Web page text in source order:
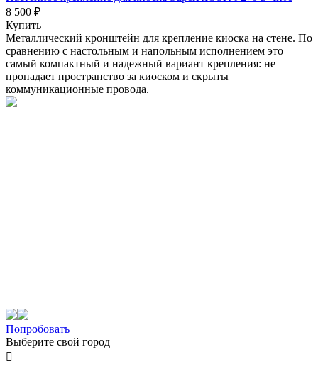
8 500 ₽
Купить
Металлический кронштейн для крепление киоска на стене. По
сравнению с настольным и напольным исполнением это
самый компактный и надежный вариант крепления: не
пропадает пространство за киоском и скрыты
коммуникационные провода.
Попробовать
Выберите свой город
